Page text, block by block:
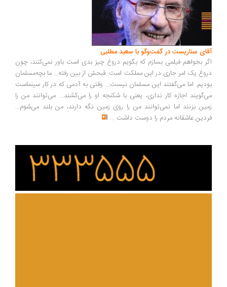
سناریست در گفت‌وگو با سعید مطلبی
بخواهم فیلمی بسازم که بگویم دروغ چیز بدی است باور نمی‌کنند، چون
یک امر جاری در این مملکت است. قبحش از بین رفته... ما بچه‌مسلمان
اما می‌گفتند این مسلمان نیست... وقتی به آدمی که در کار سینماست
اجازه کار نداری، یعنی با شکنجه او را می‌کشند... می‌توانند من را
بزنند اما نمی‌توانند من را روی زمین نگه دارند، من بلند می‌شوم...
عاشقانه مردم را دوست داشت ...